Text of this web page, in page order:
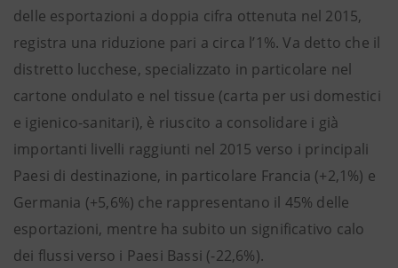
delle esportazioni a doppia cifra ottenuta nel 2015,
registra una riduzione pari a circa l’1%. Va detto che il
distretto lucchese, specializzato in particolare nel
cartone ondulato e nel tissue (carta per usi domestici
e igienico-sanitari), è riuscito a consolidare i già
importanti livelli raggiunti nel 2015 verso i principali
Paesi di destinazione, in particolare Francia (+2,1%) e
Germania (+5,6%) che rappresentano il 45% delle
esportazioni, mentre ha subito un significativo calo
dei flussi verso i Paesi Bassi (-22,6%).